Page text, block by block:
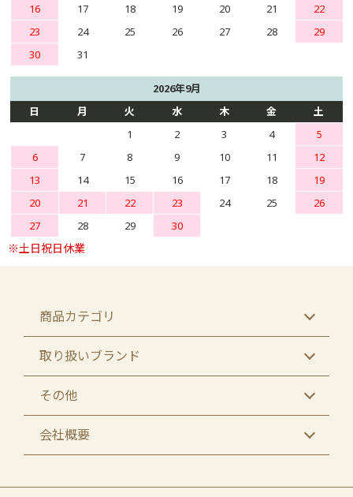
16
17 18 19 20 21
22
23
24 25 26 27 28
29
30
31
2026年9月
日
月 火 水 木 金
土
1
2 3 4
5
6
7 8 9 10 11
12
13
14 15 16 17 18
19
20
21 22 23 24 25
26
27
28 29 30
商品カテゴリ
取り扱いブランド
その他
会社概要